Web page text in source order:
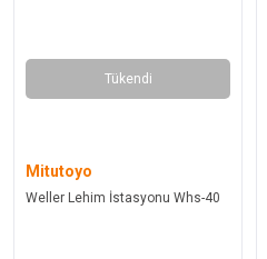
Tükendi
Mitutoyo
Weller Lehim İstasyonu Whs-40